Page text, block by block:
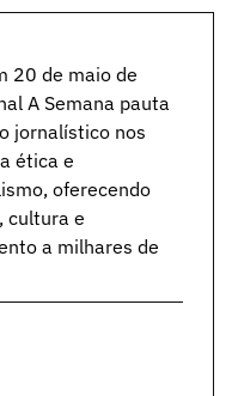
20 de maio de
A Semana pauta
jornalístico nos
ética e
oferecendo
cultura e
a milhares de